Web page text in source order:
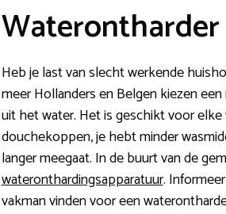
Heb je last van slecht werkende
meer Hollanders en Belgen kiezen
uit het water. Het is geschikt voor
douchekoppen, je hebt minder
langer meegaat. In de buurt van de
wateronthardingsapparatuur.
vakman vinden voor een